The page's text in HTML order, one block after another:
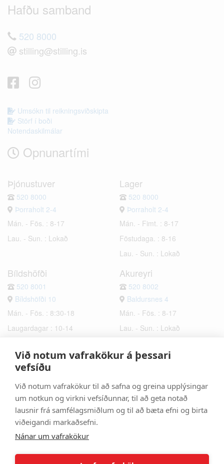
Við notum vafrakökur á þessari
vefsíðu
Við notum vafrakökur til að safna og greina upplýsingar
um notkun og virkni vefsíðunnar, til að geta notað
lausnir frá samfélagsmiðlum og til að bæta efni og birta
viðeigandi markaðsefni.
Nánar um vafrakökur
Hafðu samband
520 8000
stilling@stilling.is
Umsókn til reikningsviðskipta
Störf í boði
Notendaskilmálar
Opnunartími
Þjónustuver
520 8000
Þorraholt 2-4
Mán. - Fös. : 8-17
Lau. - Sun. : Lokað
Lager
520 8000
Þorraholt 2-4
Mán. - Fimt. : 8-17
Föstudaga. : 8-16
Lau. - Sun. : Lokað
Bíldshöfði
520 8001
Bíldshöfði 10
Mán. - Fös. : 8:30-18
Laugardagar : 10-14
Akureyri
520 8002
Baldursnes 4
Mán. - Fös. : 8-17
Lau. - Sun. : Lokað
Hafnarfjörður
Bæjarhraun 6
Mán. - Fös. : 8-17
Lau. - Sun. : Lokað
Selfoss
Hrísmýri 2a
Mán. - Fös. : 8-17
Lau. - Sun. : Lokað